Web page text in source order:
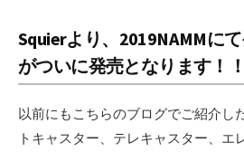
Squierより、2019NAMMに
がついに発売となります！！
以前にもこちらのブログでご紹介
トキャスター、テレキャスター、エ